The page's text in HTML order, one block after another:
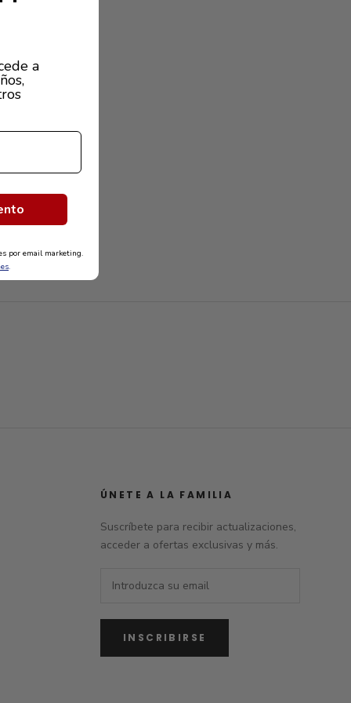
ÚNETE A LA FAMILIA
Suscríbete para recibir actualizaciones,
acceder a ofertas exclusivas y más.
INSCRIBIRSE
a
por email marketing.
.